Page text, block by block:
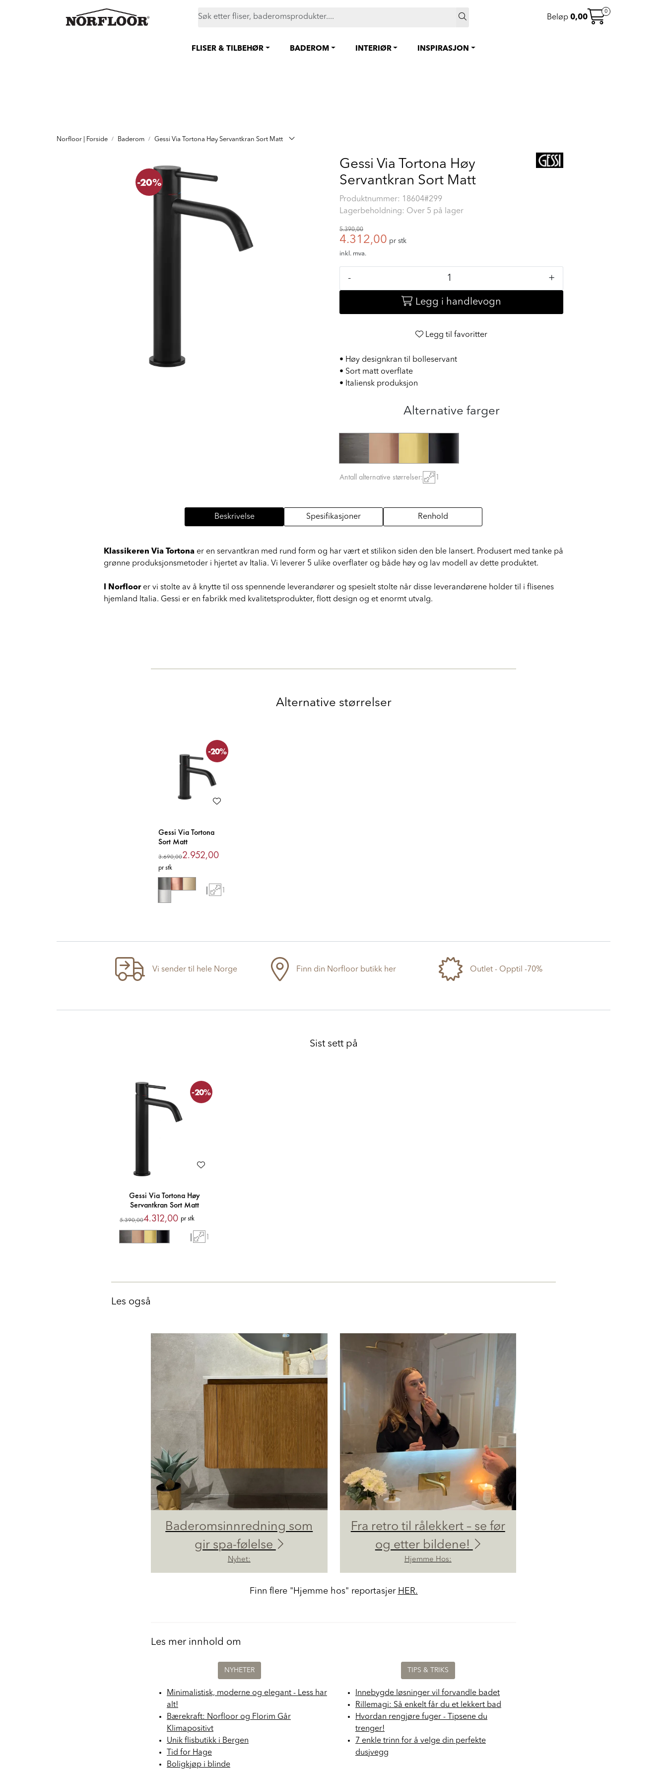
Beløp 0,00
0
FLISER & TILBEHØR BADEROM INTERIØR INSPIRASJON
Norfloor | Forside Baderom Gessi Via Tortona Høy Servantkran Sort Matt
-20%
Gessi Via Tortona Høy
Servantkran Sort Matt
Produktnummer: 18604#299
Lagerbeholdning: Over 5 på lager
5.390,00
4.312,00 pr stk
inkl. mva.
- +
Legg i handlevogn
Legg til favoritter
• Høy designkran til bolleservant
• Sort matt overflate
• Italiensk produksjon
Alternative farger
Antall alternative størrelser: 1
Beskrivelse Spesifikasjoner Renhold
Klassikeren Via Tortona er en servantkran med rund form og har vært et stilikon siden den ble lansert. Produsert med tanke på
grønne produksjonsmetoder i hjertet av Italia. Vi leverer 5 ulike overflater og både høy og lav modell av dette produktet.
I Norfloorer vi stolte av å knytte til oss spennende leverandører og spesielt stolte når disse leverandørene holder til i flisenes
hjemland Italia. Gessi er en fabrikk med kvalitetsprodukter, flott design og et enormt utvalg.
Alternative størrelser
-20%
Gessi Via Tortona
Sort Matt
Servantkran
3.690,002.952,00
pr stk
| 1
Vi sender til hele Norge Finn din Norfloor butikk her Outlet - Opptil -70%
Sist sett på
-20%
Gessi Via Tortona Høy
Servantkran Sort Matt
5.390,004.312,00 pr stk
| 1
Les også
Baderomsinnredning som
gir spa-følelse
Nyhet:
Fra retro til rålekkert – se før
og etter bildene!
Hjemme Hos:
Finn flere "Hjemme hos" reportasjer HER.
Les mer innhold om
NYHETER
Minimalistisk, moderne og elegant - Less har
alt!
Bærekraft: Norfloor og Florim Går
Klimapositivt
Unik flisbutikk i Bergen
Tid for Hage
Boligkjøp i blinde
TIPS & TRIKS
Innebygde løsninger vil forvandle badet
Rillemagi: Så enkelt får du et lekkert bad
Hvordan rengjøre fuger - Tipsene du
trenger!
7 enkle trinn for å velge din perfekte
dusjvegg